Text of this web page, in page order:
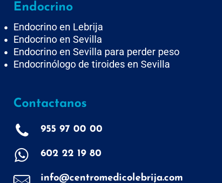
Endocrino
Endocrino en Lebrija
Endocrino en Sevilla
Endocrino en Sevilla para perder peso
Endocrinólogo de tiroides en Sevilla
Contactanos
955 97 00 00
602 22 19 80
info@centromedicolebrija.com